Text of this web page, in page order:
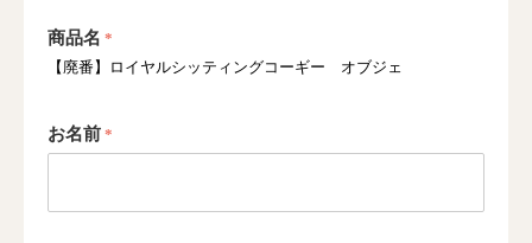
商品名
【廃番】ロイヤルシッティングコーギー オブジェ
お名前